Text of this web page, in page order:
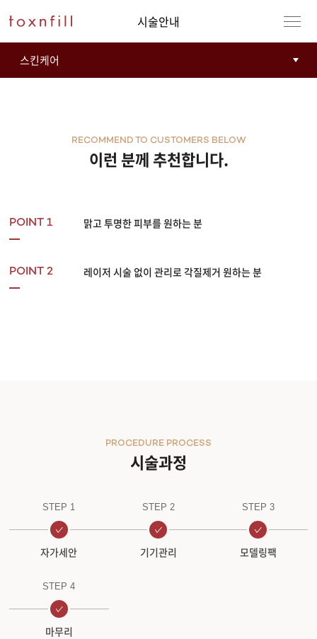
시술안내
이런 분께 추천합니다.
RECOMMEND TO CUSTOMERS BELOW
POINT 1 맑고 투명한 피부를 원하는 분
POINT 2 레이저 시술 없이 관리로 각질제거 원하는 분
시술과정
PROCEDURE PROCESS
STEP 1
자가세안
STEP 2
기기관리
STEP 3
모델링팩
STEP 4
마무리